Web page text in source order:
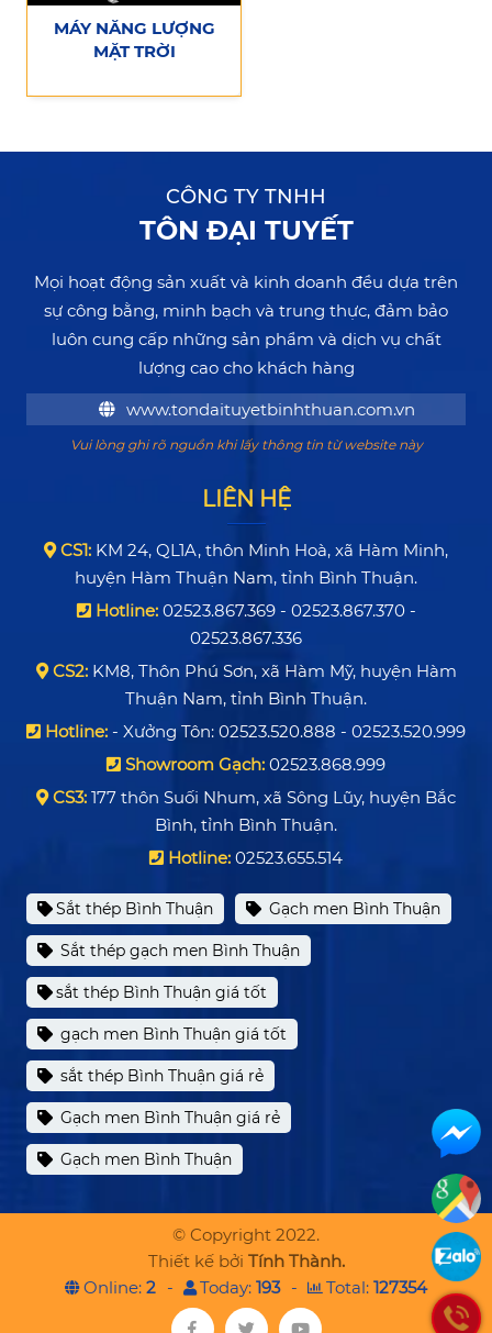
MÁY NĂNG LƯỢNG
MẶT TRỜI
CÔNG TY TNHH
TÔN ĐẠI TUYẾT
Mọi hoạt động sản xuất và kinh doanh đều dựa trên
sự công bằng, minh bạch và trung thực, đảm bảo
luôn cung cấp những sản phẩm và dịch vụ chất
lượng cao cho khách hàng
www.tondaituyetbinhthuan.com.vn
Vui lòng ghi rõ nguồn khi lấy thông tin từ website này
LIÊN HỆ
CS1: KM 24, QL1A, thôn Minh Hoà, xã Hàm Minh,
huyện Hàm Thuận Nam, tỉnh Bình Thuận.
Hotline:02523.867.369 - 02523.867.370 -
02523.867.336
CS2:KM8, Thôn Phú Sơn, xã Hàm Mỹ, huyện Hàm
Thuận Nam, tỉnh Bình Thuận.
Hotline: - Xưởng Tôn: 02523.520.888 - 02523.520.999
Showroom Gạch: 02523.868.999
CS3: 177 thôn Suối Nhum, xã Sông Lũy, huyện Bắc
Bình, tỉnh Bình Thuận.
Hotline: 02523.655.514
Sắt thép Bình Thuận Gạch men Bình Thuận
Sắt thép gạch men Bình Thuận
sắt thép Bình Thuận giá tốt
gạch men Bình Thuận giá tốt
sắt thép Bình Thuận giá rẻ
Gạch men Bình Thuận giá rẻ
Gạch men Bình Thuận
© Copyright 2022.
Thiết kế bởi Tính Thành.
Online: 2 Today: 193 Total: 127354